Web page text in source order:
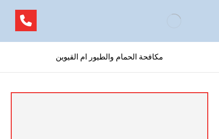
مكافحة الحمام والطيور ام القيوين